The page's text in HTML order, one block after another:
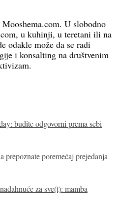
U slobodno
u kuhinji, u teretani ili na
odakle može da se radi
i konsalting na društvenim
budite odgovorni prema sebi
prepoznate poremećaj prejedanja
za sve(t): mamba